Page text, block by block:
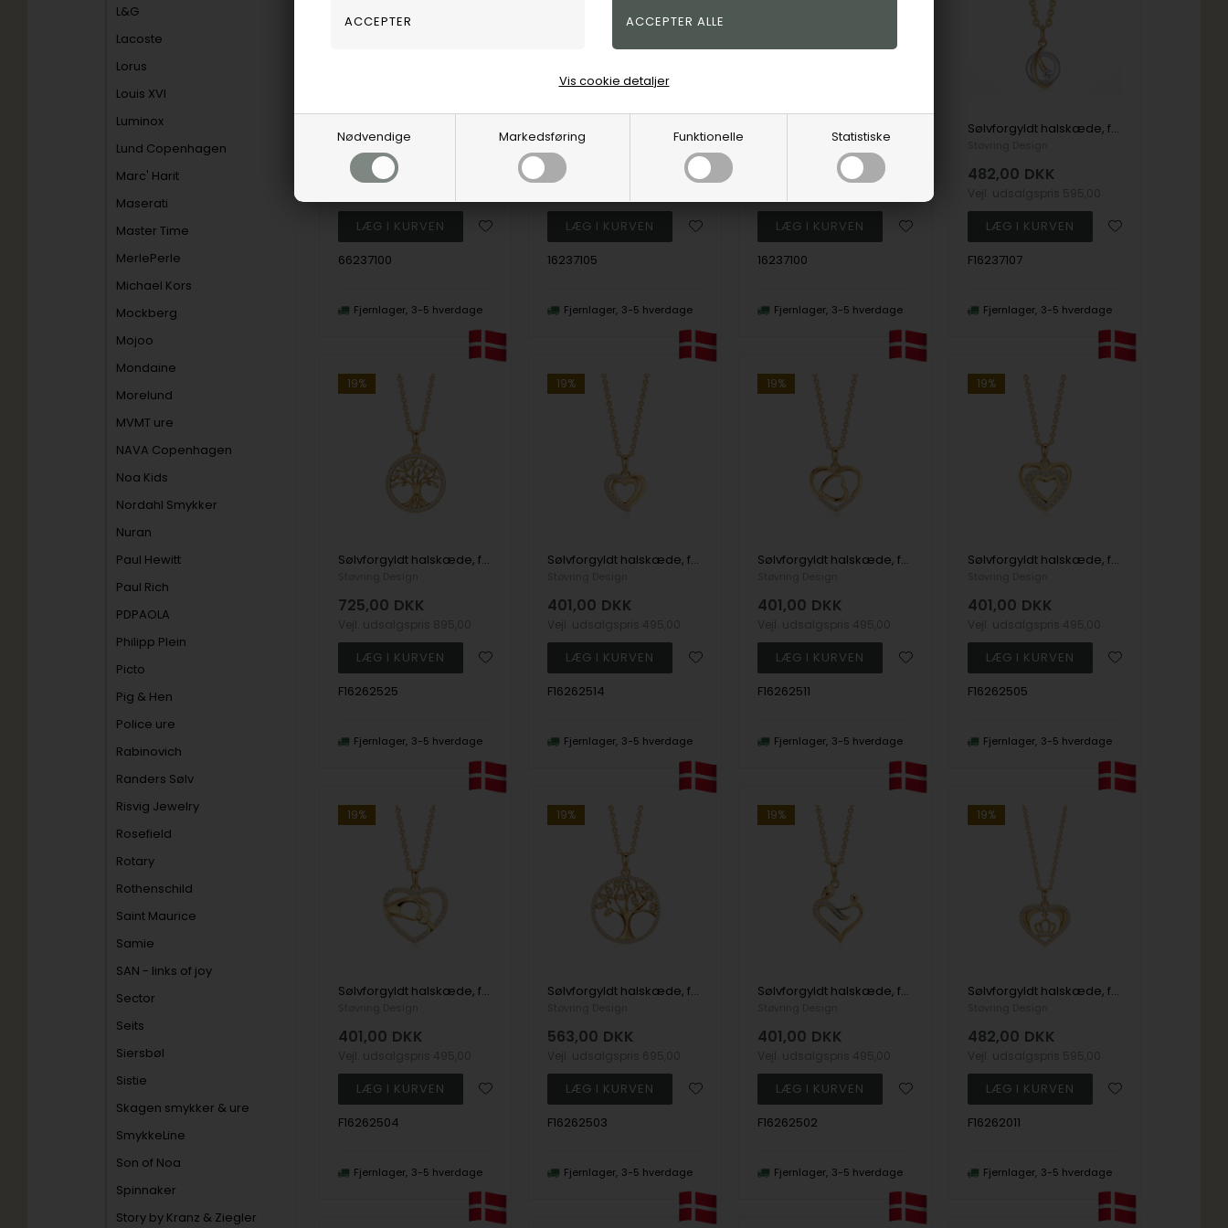
Nødvendige Markedsføring Funktionelle Statistiske
Vis cookie detaljer
L&G
Lacoste
Lorus
Louis XVI
Luminox
Lund Copenhagen
Marc' Harit
Maserati
Master Time
MerlePerle
Michael Kors
Mockberg
Mojoo
Mondaine
Morelund
MVMT ure
NAVA Copenhagen
Noa Kids
Nordahl Smykker
Nuran
Paul Hewitt
Paul Rich
PDPAOLA
Philipp Plein
Picto
Pig & Hen
Police ure
Rabinovich
Randers Sølv
Risvig Jewelry
Rosefield
Rotary
Rothenschild
Saint Maurice
Samie
SAN - links of joy
Sector
Seits
Siersbøl
Sistie
Skagen smykker & ure
SmykkeLine
Son of Noa
Spinnaker
Story by Kranz & Ziegler
Støvring Design
1.985,00
66237100
Fjernlager 3-5 hverdage
Sølv halskæde, fra Støvring Design
Støvring Design
401,00
16237105
Fjernlager 3-5 hverdage
Støvring Design
DKK
16237100
Fjernlager 3-5 hverdage
Sølvforgyldt halskæde, fra Støvring Design
482,00 DKK
F16237107
Fjernlager 3-5 hverdage
19%
Sølvforgyldt halskæde, fra Støvring Design
725,00 DKK
F16262525
Fjernlager 3-5 hverdage
19%
Sølvforgyldt halskæde, fra Støvring Design
401,00 DKK
F16262514
Fjernlager 3-5 hverdage
19%
Sølvforgyldt halskæde, fra Støvring Design
401,00 DKK
F16262511
Fjernlager 3-5 hverdage
19%
Sølvforgyldt halskæde, fra Støvring Design
401,00 DKK
F16262505
Fjernlager 3-5 hverdage
19%
Sølvforgyldt halskæde, fra Støvring Design
401,00 DKK
F16262504
Fjernlager 3-5 hverdage
19%
Sølvforgyldt halskæde, fra Støvring Design
563,00 DKK
F16262503
Fjernlager 3-5 hverdage
19%
Sølvforgyldt halskæde, fra Støvring Design
401,00 DKK
F16262502
Fjernlager 3-5 hverdage
19%
Sølvforgyldt halskæde, fra Støvring Design
482,00 DKK
F16262011
Fjernlager 3-5 hverdage